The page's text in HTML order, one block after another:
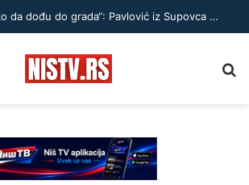
„Nije svima lako da dođu do grada“: Pavlović iz Supovca – Treba doći kod ljudi i pitati šta im je potrebno